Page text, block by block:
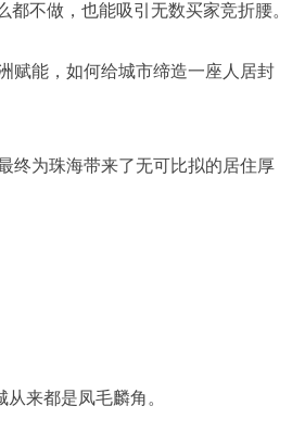
不做，也能吸引无数买家竞折腰。
赋能，如何给城市缔造一座人居封
终为珠海带来了无可比拟的居住厚
来都是凤毛麟角。